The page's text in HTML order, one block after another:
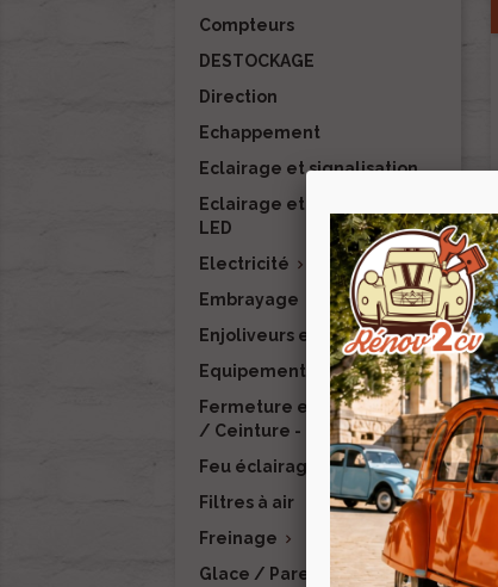
Compteurs
DESTOCKAGE
Direction
Echappement
Eclairage et signalisation
Eclairage et signalisation
LED
Electricité 
Embrayage
Enjoliveurs et finitions
Equipement intérieur
Fermeture et verrouillage
/ Ceinture - RENOV 2CV
Feu éclairage LED
Filtres à air
Freinage 
Glace / Pare-brise /